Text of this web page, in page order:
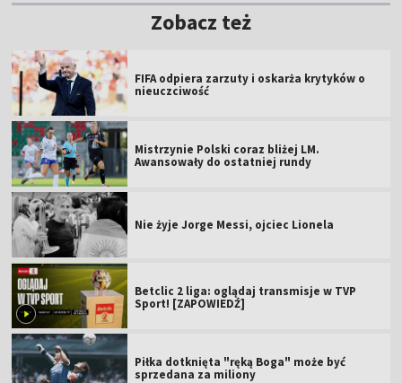
Zobacz też
FIFA odpiera zarzuty i oskarża krytyków o
nieuczciwość
Mistrzynie Polski coraz bliżej LM.
Awansowały do ostatniej rundy
Nie żyje Jorge Messi, ojciec Lionela
Betclic 2 liga: oglądaj transmisje w TVP
Sport! [ZAPOWIEDŹ]
Piłka dotknięta "ręką Boga" może być
sprzedana za miliony